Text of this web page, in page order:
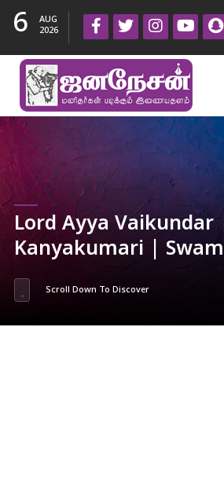
6
AUG
2026
Lord Ayya Vaikundar |
Kanyakumari |
Scroll Down To Discover